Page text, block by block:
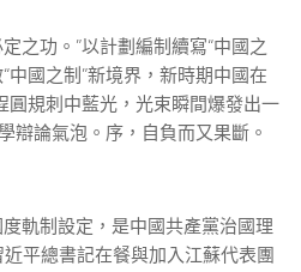
之功。”以計劃編制續寫“中國之
中國之制”新境界，新時期中國在
圓規刺中藍光，光束瞬間爆發出一
辯論氣泡。序，自負而又果斷。
軌制設定，是中國共產黨治國理
平總書記在餐與加入江蘇代表團